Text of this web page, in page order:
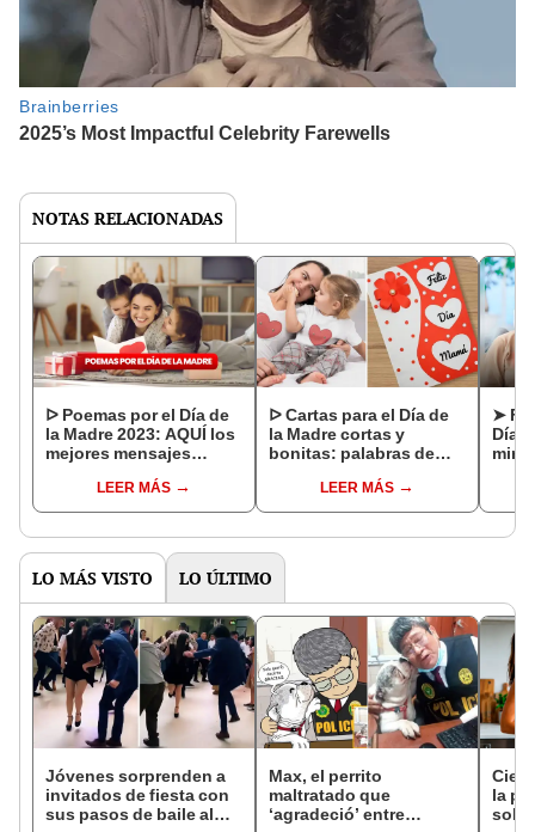
NOTAS RELACIONADAS
ᐅ Poemas por el Día de
la Madre 2023: AQUÍ los
mejores mensajes
LEER MÁS
ᐅ Cartas para el Día de
la Madre cortas y
bonitas: palabras de
WhatsApp y Facebook
LEER MÁS
➤
Día
mira
LO MÁS VISTO LO ÚLTIMO
Jóvenes sorprenden a
invitados de fiesta con
sus pasos de baile al
Max, el perrito
maltratado que
‘agradeció’ entre
la